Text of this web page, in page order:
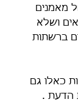
מאמנים
ושלא
ברשתות
כאלו גם
הדעת .